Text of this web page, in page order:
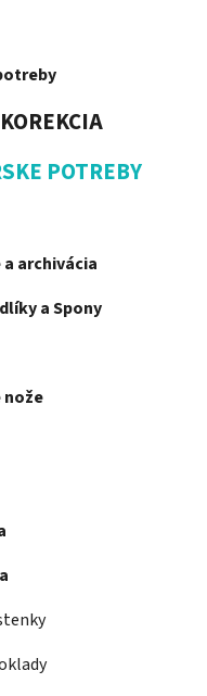
POTREBY
archivácia
a Spony
nože